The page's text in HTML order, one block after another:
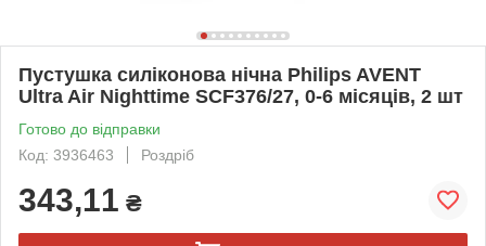
Пустушка силіконова нічна Philips AVENT
Ultra Air Nighttime SCF376/27, 0-6 місяців, 2 шт
Готово до відправки
Код: 3936463
Роздріб
343,11 ₴